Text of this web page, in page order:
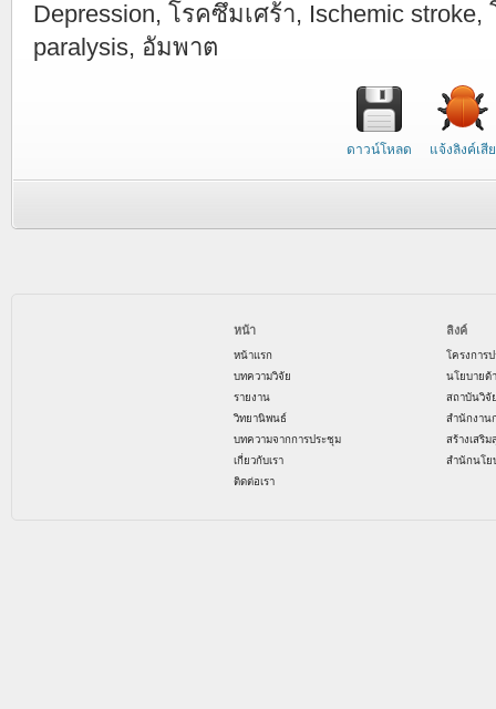
Depression, โรคซึมเศร้า, Ischemic
paralysis, อัมพาต
ดาวน์โหลด แจ้งลิงค์เสีย
หน้า
หน้าแรก
บทความวิจัย
รายงาน
วิทยานิพนธ์
บทความจากการประชุม
เกี่ยวกับเรา
ติดต่อเรา
ลิงค์
โครงการ
นโยบายด้
สถาบันวิจั
สำนักงาน
สร้างเสริ
สำนักนโย